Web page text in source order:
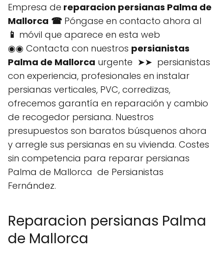
Empresa de reparacion persianas Palma de
Mallorca ☎ Póngase en contacto ahora al
📱 móvil que aparece en esta web
◉◉ Contacta con nuestros persianistas
Palma de Mallorca urgente ➤➤ persianistas
con experiencia, profesionales en instalar
persianas verticales, PVC, corredizas,
ofrecemos garantía en reparación y cambio
de recogedor persiana. Nuestros
presupuestos son baratos búsquenos ahora
y arregle sus persianas en su vivienda. Costes
sin competencia para reparar persianas
Palma de Mallorca de Persianistas
Fernández.
Reparacion persianas Palma
de Mallorca